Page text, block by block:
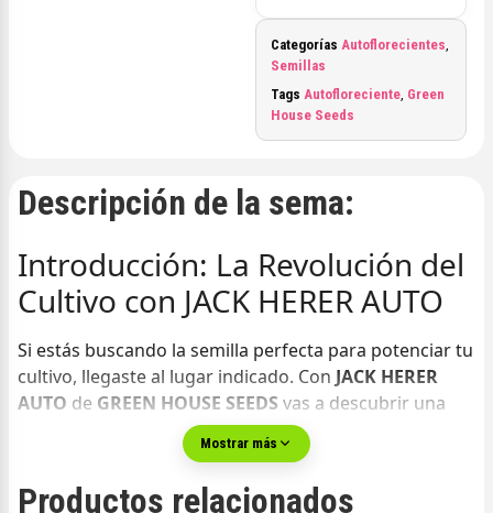
Categorías Autoflorecientes
Semillas
Tags Autofloreciente Green
House Seeds
Descripción de la sema:
Introducción: La Revolución del
Cultivo con JACK HERER AUTO
Si estás buscando la semilla perfecta para potenciar tu
cultivo, llegaste al lugar indicado. Con JACK HERER
AUTO de GREEN HOUSE SEEDS vas a descubrir una
variedad que no sólo destaca por su genética
excepcional, sino también por su facilidad de cultivo y
sus resultados sorprendentes. Esta semilla, pensada
Mostrar más
Productos relacionados